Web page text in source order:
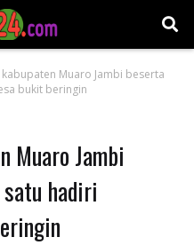
kabupaten Muaro Jambi beserta
bukit beringin
Muaro Jambi
hadiri